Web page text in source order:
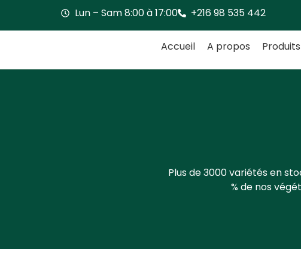
Lun – Sam 8:00 à 17:00 +216 98 535 442
Accueil A propos Produits
Plus de 3000 variétés en
% de nos